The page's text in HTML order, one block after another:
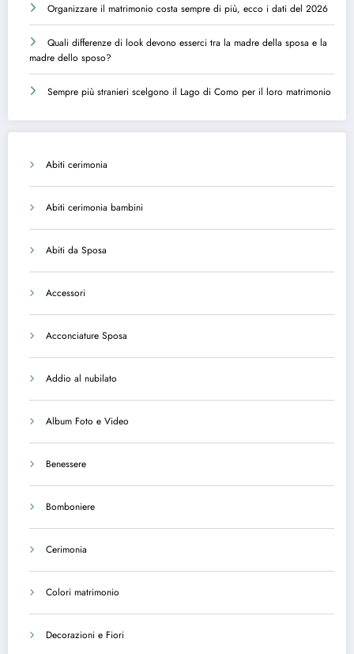
Organizzare il matrimonio costa sempre di più, ecco i dati del 2026
Quali differenze di look devono esserci tra la madre della sposa e la
madre dello sposo?
Sempre più stranieri scelgono il Lago di Como per il loro matrimonio
Abiti cerimonia
Abiti cerimonia bambini
Abiti da Sposa
Accessori
Acconciature Sposa
Addio al nubilato
Album Foto e Video
Benessere
Bomboniere
Cerimonia
Colori matrimonio
Decorazioni e Fiori